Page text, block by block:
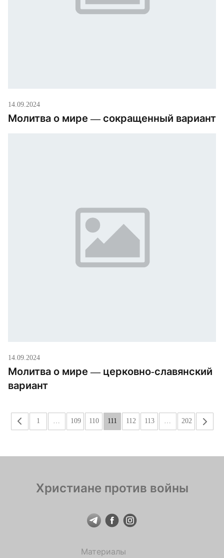
14.09.2024
Молитва о мире — сокращенный вариант
14.09.2024
Молитва о мире — церковно-славянский
вариант
« 1 109 110 111 112 113 202 »
Христиане против войны
Материалы